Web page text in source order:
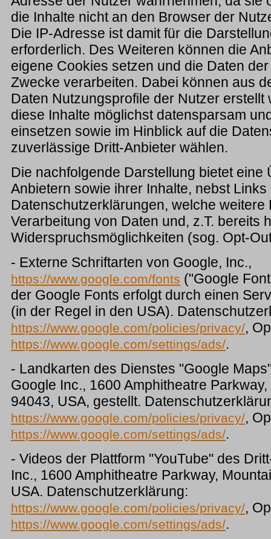
die Inhalte nicht an den Browser der
Die IP-Adresse ist damit für die
erforderlich. Des Weiteren können die
eigene Cookies setzen und die Daten
Zwecke verarbeiten. Dabei können aus
Daten Nutzungsprofile der Nutzer erstellt
diese Inhalte möglichst datensparsam
einsetzen sowie im Hinblick auf die
zuverlässige Dritt-Anbieter wählen.
Die nachfolgende Darstellung bietet eine
Anbietern sowie ihrer Inhalte, nebst
Datenschutzerklärungen, welche weitere
Verarbeitung von Daten und, z.T. bereits
Widerspruchsmöglichkeiten (sog. Opt-
- Externe Schriftarten von Google, Inc.,
https://www.google.com/fonts ("Google
der Google Fonts erfolgt durch einen
(in der Regel in den USA).
https://www.google.com/policies/privacy/,
https://www.google.com/settings/ads/.
- Landkarten des Dienstes "Google
Google Inc., 1600 Amphitheatre
94043, USA, gestellt.
https://www.google.com/policies/privacy/,
https://www.google.com/settings/ads/.
- Videos der Plattform "YouTube" des
Inc., 1600 Amphitheatre Parkway,
USA. Datenschutzerklärung:
https://www.google.com/policies/privacy/,
https://www.google.com/settings/ads/.